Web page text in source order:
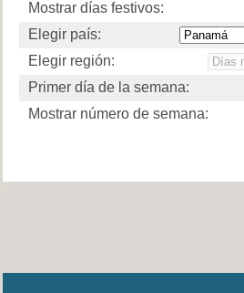
Mostrar días festivos:
Elegir país:
Elegir región:
Primer día de la semana:
Mostrar número de semana: